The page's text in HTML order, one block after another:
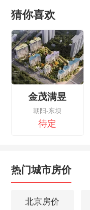
猜你喜欢
金茂满昱
朝阳-东坝
待定
热门城市房价
北京房价